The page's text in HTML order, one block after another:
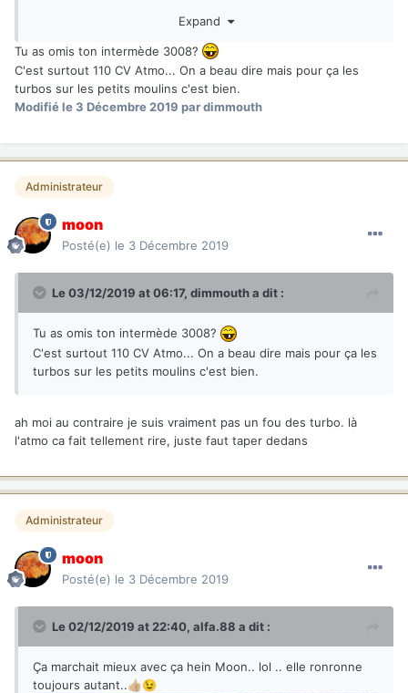
là j'ai mal au coeur sur l'autoroute quand faut doublé
Expand
Tu as omis ton intermède 3008?
C'est surtout 110 CV Atmo... On a beau dire mais pour ça les
turbos sur les petits moulins c'est bien.
Modifiéle 3 Décembre 2019 par dimmouth
Administrateur
moon
Posté(e) le 3 Décembre 2019
Le 03/12/2019 at 06:17, dimmoutha dit :
Tu as omis ton intermède 3008?
C'est surtout 110 CV Atmo... On a beau dire mais pour ça les
turbos sur les petits moulins c'est bien.
ah moi au contraire je suis vraiment pas un fou des turbo. là
l'atmo ca fait tellement rire, juste faut taper dedans
Administrateur
moon
Posté(e) le 3 Décembre 2019
Le 02/12/2019 at 22:40, alfa.88 a dit :
Ça marchait mieux avec ça hein Moon.. lol .. elle ronronne
toujours autant..👍🏼😉